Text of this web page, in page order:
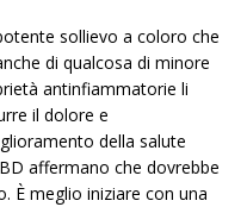
sollievo a coloro che
di qualcosa di minore
antinfiammatorie li
il dolore e
della salute
affermano che dovrebbe
È meglio iniziare con una